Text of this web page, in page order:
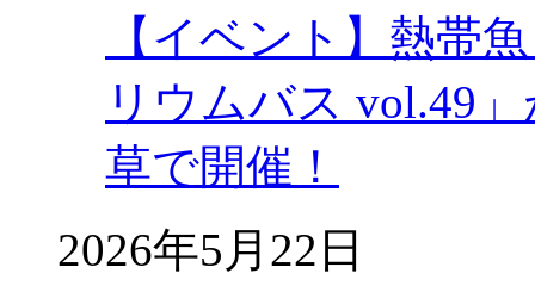
【イベント】熱帯
リウムバス vol.49
草で開催！
2026年5月22日